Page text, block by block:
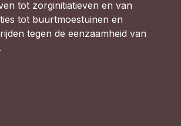
tot zorginitiatieven en van
tot buurtmoestuinen en
tegen de eenzaamheid van